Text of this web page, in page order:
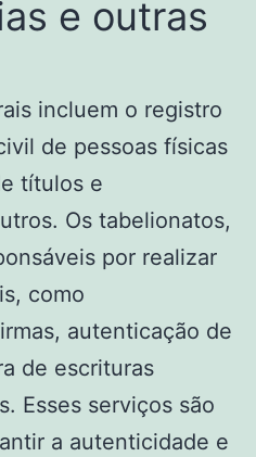
e outras
incluem o registro
de pessoas físicas
títulos e
Os tabelionatos,
por realizar
como
autenticação de
de escrituras
Esses serviços são
a autenticidade e